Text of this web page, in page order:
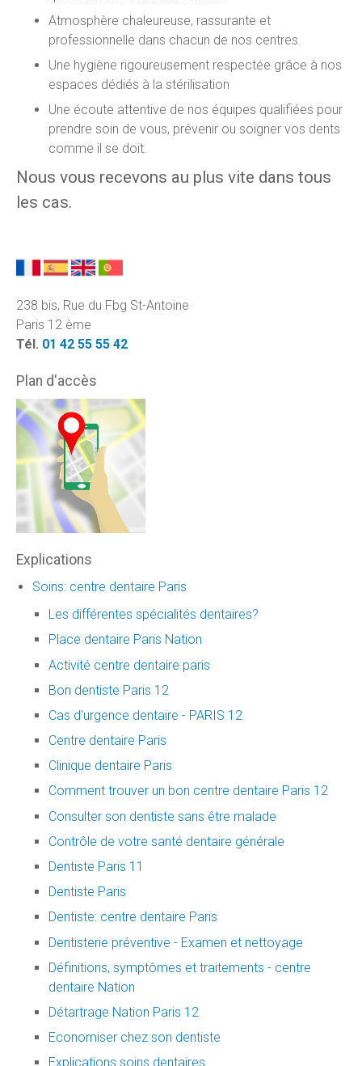
Atmosphère chaleureuse, rassurante et
professionnelle dans chacun de nos centres.
Une hygiène rigoureusement respectée grâce à nos
espaces dédiés à la stérilisation
Une écoute attentive de nos équipes qualifiées pour
prendre soin de vous, prévenir ou soigner vos dents
comme il se doit.
Nous vous recevons au plus vite dans tous
les cas.
238 bis, Rue du Fbg St-Antoine
Paris 12 ème
Tél. 01 42 55 55 42
Plan d'accès
Explications
Soins: centre dentaire Paris
Les différentes spécialités dentaires?
Place dentaire Paris Nation
Activité centre dentaire paris
Bon dentiste Paris 12
Cas d'urgence dentaire - PARIS 12
Centre dentaire Paris
Clinique dentaire Paris
Comment trouver un bon centre dentaire Paris 12
Consulter son dentiste sans être malade
Contrôle de votre santé dentaire générale
Dentiste Paris 11
Dentiste Paris
Dentiste: centre dentaire Paris
Dentisterie préventive - Examen et nettoyage
Définitions, symptômes et traitements - centre
dentaire Nation
Détartrage Nation Paris 12
Economiser chez son dentiste
Explications soins dentaires